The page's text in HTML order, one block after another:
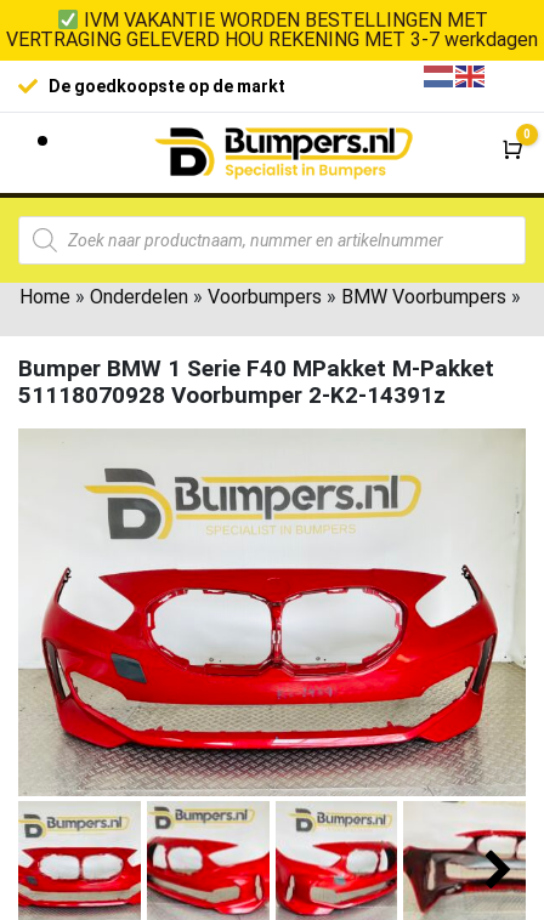
IVM VAKANTIE WORDEN BESTELLINGEN MET
VERTRAGING GELEVERD HOU REKENING MET 3-7 werkdagen
De goedkoopste op de markt
0
Home » Onderdelen » Voorbumpers » BMW Voorbumpers »
Bumper BMW 1 Serie F40 MPakket M-Pakket
51118070928 Voorbumper 2-K2-14391z